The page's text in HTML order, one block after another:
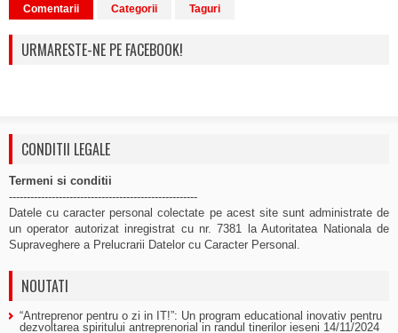
Comentarii Categorii Taguri
URMARESTE-NE PE FACEBOOK!
CONDITII LEGALE
Termeni si conditii
-----------------------------------------------------
Datele cu caracter personal colectate pe acest site sunt administrate de
un operator autorizat inregistrat cu nr. 7381 la Autoritatea Nationala de
Supraveghere a Prelucrarii Datelor cu Caracter Personal.
NOUTATI
“Antreprenor pentru o zi in IT!”: Un program educational inovativ pentru
dezvoltarea spiritului antreprenorial in randul tinerilor ieseni 14/11/2024